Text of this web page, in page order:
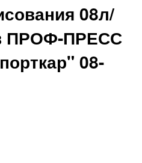
08л/
ПРОФ-ПРЕСС
08-